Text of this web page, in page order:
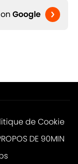
Google
de Cookie
DE 90MIN